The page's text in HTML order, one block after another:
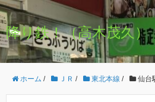
降り鉄！（高木茂久）
ホーム / ＪＲ / 東北本線 / 仙台